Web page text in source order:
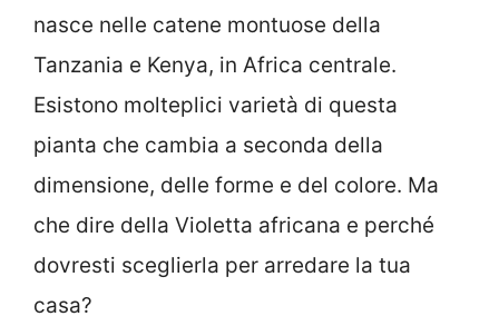
nasce nelle catene montuose della
Tanzania e Kenya, in Africa centrale.
Esistono molteplici varietà di questa
pianta che cambia a seconda della
dimensione, delle forme e del colore. Ma
che dire della Violetta africana e perché
dovresti sceglierla per arredare la tua
casa?